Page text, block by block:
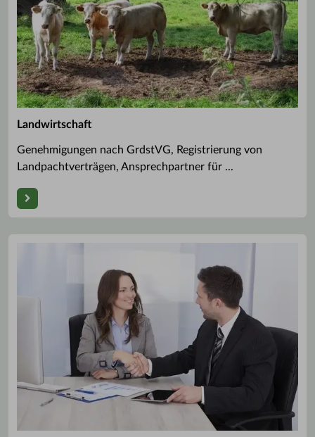
Landwirtschaft
Genehmigungen nach GrdstVG, Registrierung von
Landpachtverträgen, Ansprechpartner für ...